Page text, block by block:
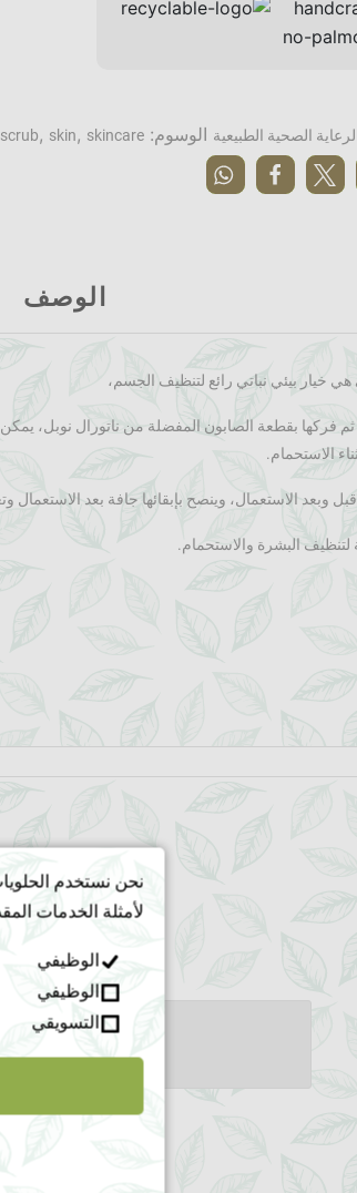
نحن نستخدم
لأمثلة الخدمات
الوظيفي
الوظيفي
التسويقي
الصحية الطبيعية الوسوم: scrub, skin, skincare
الوصف
خيار بيئي نباتي رائع لتنظيف الجسم،
فركها بقطعة الصابون المفضلة من ناتورال نوبل، يمكن
الاستحمام.
وبعد الاستعمال، وينصح بإبقائها جافة بعد
لتنظيف البشرة والاستحمام.